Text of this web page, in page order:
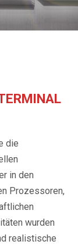
die
in den
Prozessoren,
wurden
realistische